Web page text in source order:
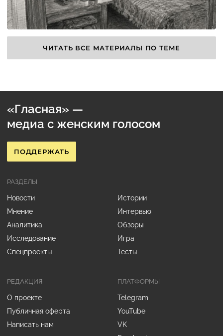
ЧИТАТЬ ВСЕ МАТЕРИАЛЫ ПО ТЕМЕ
«Гласная» —
медиа с женским голосом
ПОДДЕРЖАТЬ
РЕДАКЦИЯ
О проекте
Публичная оферта
Написать нам
РАЗДЕЛЫ
Новости
Истории
Мнение
Интервью
Аналитика
Обзоры
Исследование
Игра
Спецпроекты
Тесты
ПЛАТФОРМЫ
Telegram
YouTube
VK